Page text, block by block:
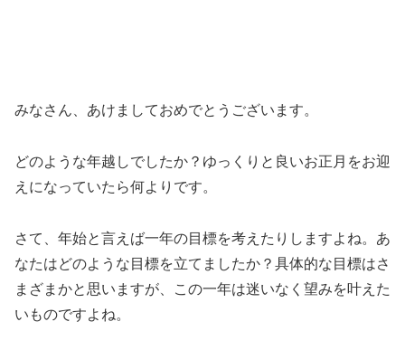
みなさん、あけましておめでとうございます。
どのような年越しでしたか？ゆっくりと良いお正月をお迎
えになっていたら何よりです。
さて、年始と言えば一年の目標を考えたりしますよね。あ
なたはどのような目標を立てましたか？具体的な目標はさ
まざまかと思いますが、この一年は迷いなく望みを叶えた
いものですよね。